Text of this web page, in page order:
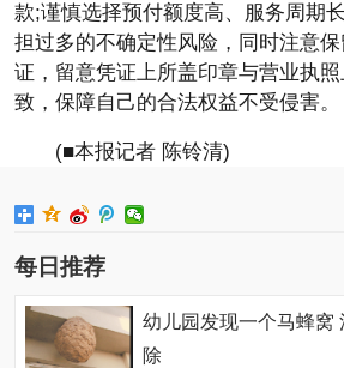
款;谨慎选择预付额度高、服务周期
担过多的不确定性风险，同时注意
证，留意凭证上所盖印章与营业执
致，保障自己的合法权益不受侵害。
(■本报记者 陈铃清)
每日推荐
幼儿园发现一个马蜂窝
除